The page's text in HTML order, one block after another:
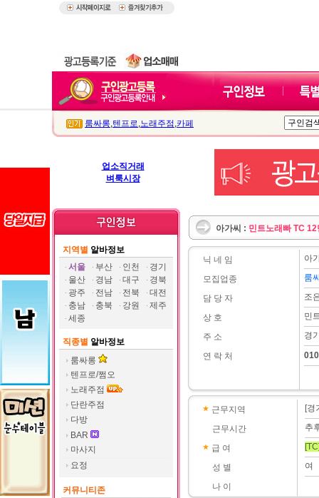
룸싸롱,텐프로,노래주점 ,카페
업소직거래
벼룩시장
지역별 알바정보
서울
부산 인천
경기
울산
경남 대구
경북
광주
전남 전북
대전
충남
충북 강원
제주
세종
직종별 알바정보
룸싸롱
텐프로/쩜오
노래주점
단란주점
다방
BAR
마사지
요정
커뮤니티존
아가씨 : 민트노래빠 TC 12
닉 네 임
모집업종
담 당 자
상 호
주 소
연 락 처
아
룸
조
민
경
근무지역
근무시간
급 여
성 별
나 이
[경
추
여